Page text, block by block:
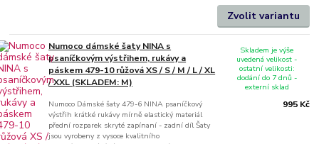
Zvolit variantu
Numoco dámské šaty NINA s
psaníčkovým výstřihem, rukávy a
páskem 479-10 růžová XS / S / M / L / XL
/ XXL (SKLADEM: M)
Numoco Dámské šaty 479-6 NINA psaníčkový
výstřih krátké rukávy mírně elastický materiál
přední rozparek skryté zapínaní - zadní díl Šaty
jsou vyrobeny z vysoce kvalitního
995 Kč
Skladem je výše
uvedená velikost -
ostatní velikosti:
dodání do 7 dnů -
externí sklad